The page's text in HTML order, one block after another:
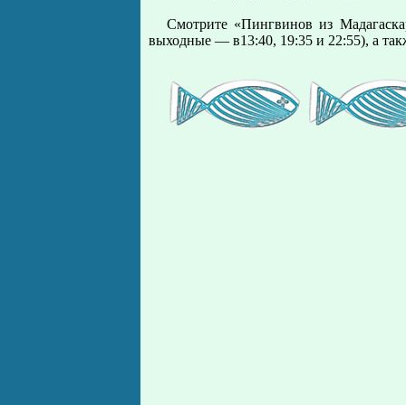
Смотрите «Пингвинов из
выходные — в13:40, 19:35 и 22:55), а